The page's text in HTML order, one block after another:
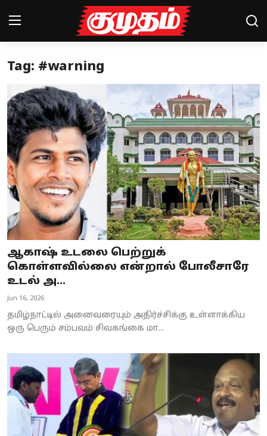
Home
Magazines
Games
Cinema
Videos
Health
Sports
Special Story
Business
Crime
National
World
Astrology
Tag: #warning
ஆகாஷ் உடலை பெற்றுக்
கொள்ளவில்லை என்றால் போலீசாரே
உடல் அ...
Jun 16, 2026
தமிழ்நாட்டில் அனைவரையும் அதிர்ச்சிக்கு உள்ளாக்கிய
ஒரு பெரும் சம்பவம் சிவகங்கை மா...